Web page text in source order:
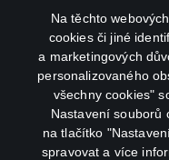
Na těchto
cookies či jiné
a marketingových
personalizovaného
všechny cookies"
Nastavení souborů
na tlačítko
spravovat a více
facebook